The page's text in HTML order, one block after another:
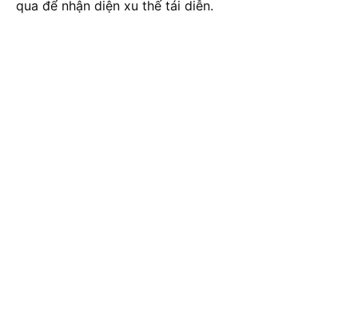
qua để nhận diện xu thế tái diễn.